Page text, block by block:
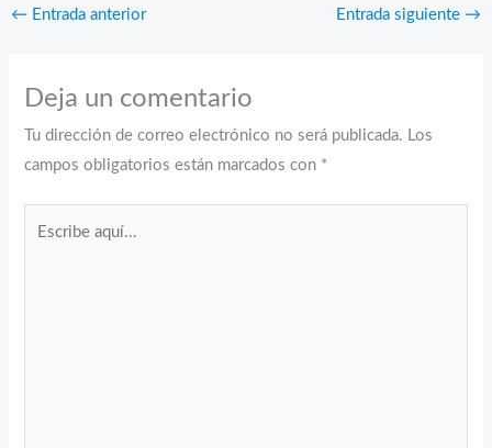
← Entrada anterior Entrada siguiente →
Deja un comentario
Tu dirección de correo electrónico no será publicada. Los
campos obligatorios están marcados con *